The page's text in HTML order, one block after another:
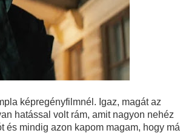
képregényfilmnél. Igaz, magát az
hatással volt rám, amit nagyon nehéz
és mindig azon kapom magam, hogy